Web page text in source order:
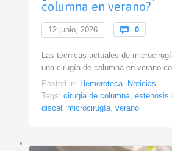
columna en verano?
12 junio, 2026  0
Las técnicas actuales de
una cirugía de columna en verano
Posted in: Hemeroteca, Noticias
Tags: cirugia de columna, estenosis
discal , microcirugía, verano